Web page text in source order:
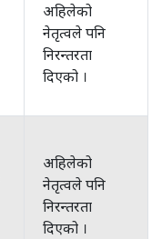
अहिलेको
नेतृत्वले पनि
निरन्तरता
दिएको ।
अहिलेको
नेतृत्वले पनि
निरन्तरता
दिएको ।